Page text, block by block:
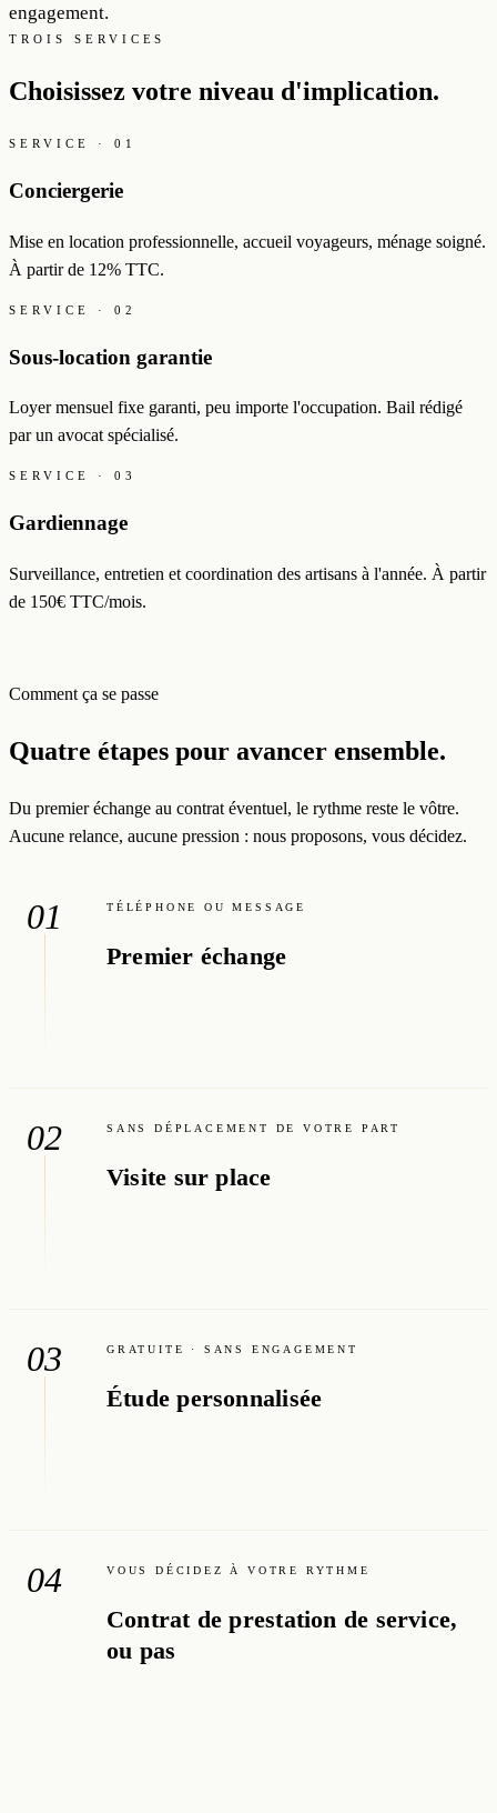
engagement.
TROIS SERVICES
Choisissez votre niveau d'implication.
SERVICE · 01
Conciergerie
Mise en location professionnelle, accueil voyageurs, ménage soigné.
À partir de 12% TTC.
SERVICE · 02
Sous-location garantie
Loyer mensuel fixe garanti, peu importe l'occupation. Bail rédigé
par un avocat spécialisé.
SERVICE · 03
Gardiennage
Surveillance, entretien et coordination des artisans à l'année. À partir
de 150€ TTC/mois.
Comment ça se passe
Quatre étapes pour avancer ensemble.
Du premier échange au contrat éventuel, le rythme reste le vôtre.
Aucune relance, aucune pression : nous proposons, vous décidez.
01 TÉLÉPHONE OU MESSAGE
Premier échange
02 SANS DÉPLACEMENT DE VOTRE PART
Visite sur place
03 GRATUITE · SANS ENGAGEMENT
Étude personnalisée
04 VOUS DÉCIDEZ À VOTRE RYTHME
Contrat de prestation de service,
ou pas